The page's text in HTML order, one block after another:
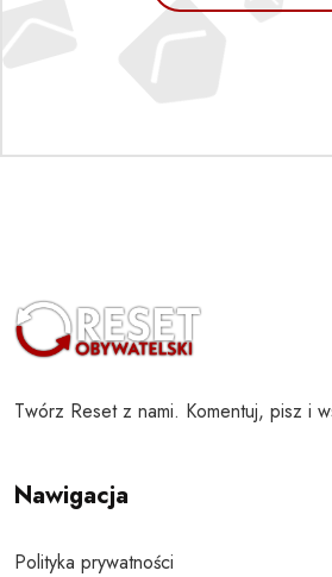
Twórz Reset z nami. Komentuj, pisz i
Nawigacja
Polityka prywatności